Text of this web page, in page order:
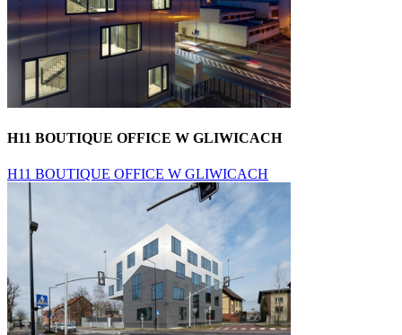
H11 BOUTIQUE OFFICE W GLIWICACH
H11 BOUTIQUE OFFICE W GLIWICACH